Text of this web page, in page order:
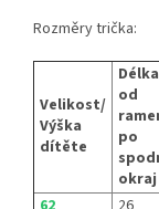
Rozměry trička:
Velikost/
Výška
dítěte
Délka
od
po
okraj